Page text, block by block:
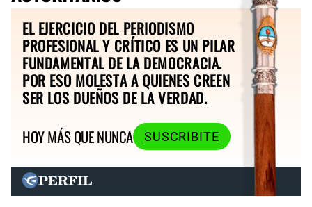
EL EJERCICIO DEL PERIODISMO
PROFESIONAL Y CRÍTICO ES UN PILAR
FUNDAMENTAL DE LA DEMOCRACIA.
POR ESO MOLESTA A QUIENES CREEN
SER LOS DUEÑOS DE LA VERDAD.
HOY MÁS QUE NUNCA
SUSCRIBITE